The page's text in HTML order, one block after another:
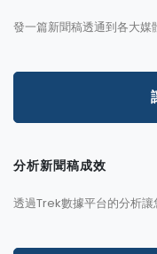
發一篇新聞稿透通到各大媒
分析新聞稿成效
透過Trek數據平台的分析